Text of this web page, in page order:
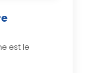
est le